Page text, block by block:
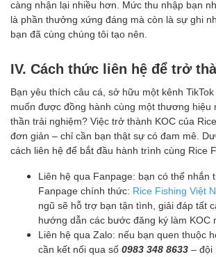
càng nhận lại nhiều hơn. Mức thu nhập bạn
là phần thưởng xứng đáng mà còn là sự ghi
bạn đã cùng chúng tôi tạo nên.
IV. Cách thức liên hệ để trở
Bạn yêu thích câu cá, sở hữu một kênh
muốn được đồng hành cùng một thương hiệu
thần trải nghiệm? Việc trở thành KOC của
đơn giản – chỉ cần bạn thật sự có đam mê.
cách liên hệ để bắt đầu hành trình cùng Rice
Liên hệ qua Fanpage: bạn có thể nhắn
Fanpage chính thức: Rice Fishing Việt
ngũ sẽ hỗ trợ bạn tận tình, giải đáp tất
hướng dẫn các bước đăng ký làm KOC
Liên hệ qua Zalo: nếu bạn quen thuộc
cần kết nối qua số 0983 348 8633 – đội